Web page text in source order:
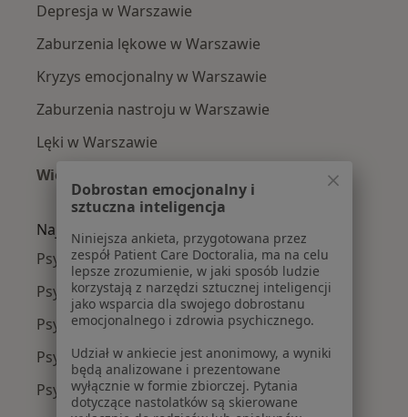
Depresja w Warszawie
Zaburzenia lękowe w Warszawie
Kryzys emocjonalny w Warszawie
Zaburzenia nastroju w Warszawie
Lęki w Warszawie
Więcej (15)
Więcej w kategorii: Najczęście leczone
Najpopularniejsze ubezpieczenia
Psycholodzy z Medicover w Warszawie
Psycholodzy z Allianz w Warszawie
Psycholodzy z INTER Polska w Warszawie
Psycholodzy z Signal Iduna w Warszawie
Psycholodzy z Compensa w Warszawie
Dobrostan emocjonalny i
sztuczna inteligencja
Niniejsza ankieta, przygotowana przez
zespół Patient Care Doctoralia, ma na celu
lepsze zrozumienie, w jaki sposób ludzie
korzystają z narzędzi sztucznej inteligencji
jako wsparcia dla swojego dobrostanu
emocjonalnego i zdrowia psychicznego.
Udział w ankiecie jest anonimowy, a wyniki
będą analizowane i prezentowane
wyłącznie w formie zbiorczej. Pytania
dotyczące nastolatków są skierowane